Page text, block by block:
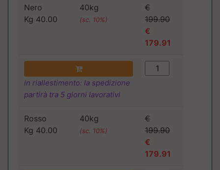
Nero
Kg 40.00
40kg
(sc. 10%)
€
199.90
€
179.91
in riallestimento: la spedizione
partirà tra 5 giorni lavorativi
Rosso
Kg 40.00
40kg
(sc. 10%)
€
199.90
€
179.91